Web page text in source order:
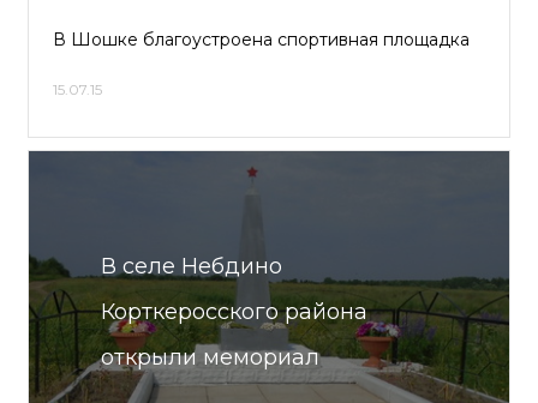
В Шошке благоустроена спортивная площадка
15.07.15
В селе Небдино
Корткеросского района
открыли мемориал